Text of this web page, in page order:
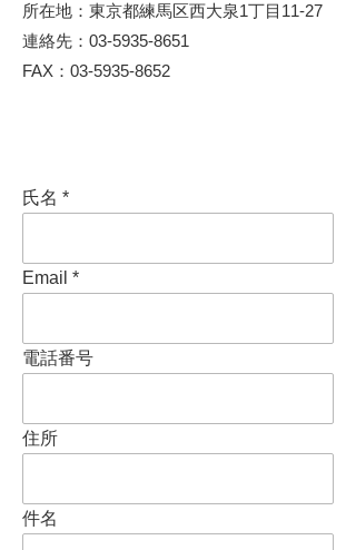
所在地：東京都練馬区西大泉1丁目11-27
連絡先：03-5935-8651
FAX：03-5935-8652
氏名
Email
電話番号
住所
件名